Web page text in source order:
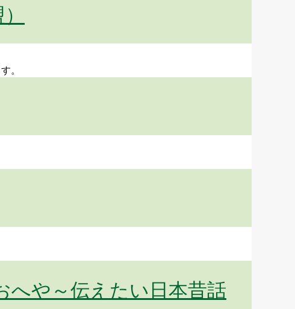
。
へや～伝えたい日本昔話